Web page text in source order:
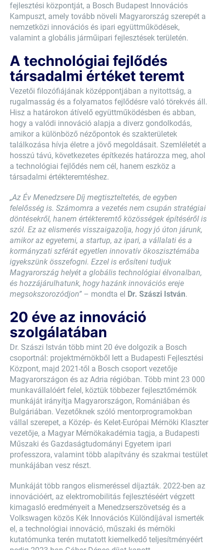
fejlesztési központját, a Bosch Budapest Innovációs
Kampuszt, amely tovább növeli Magyarország szerepét a
nemzetközi innovációs és ipari együttműködések,
valamint a globális járműipari fejlesztések területén.
A technológiai fejlődés
társadalmi értéket teremt
Vezetői filozófiájának középpontjában a nyitottság, a
rugalmasság és a folyamatos fejlődésre való törekvés áll.
Hisz a határokon átívelő együttműködésben és abban,
hogy a valódi innováció alapja a diverz gondolkodás,
amikor a különböző nézőpontok és szakterületek
találkozása hívja életre a jövő megoldásait. Szemléletét a
hosszú távú, következetes építkezés határozza meg, ahol
a technológiai fejlődés nem cél, hanem eszköz a
társadalmi értékteremtéshez.
„Az Év Menedzsere Díj megtiszteltetés, de egyben
felelősség is. Számomra a vezetés nem csupán stratégiai
döntésekről, hanem értékteremtő közösségek építéséről is
szól. Ez az elismerés visszaigazolja, hogy jó úton járunk,
amikor az egyetemi, a startup, az ipari, a vállalati és a
kormányzati szférát egyetlen innovatív ökoszisztémába
igyekszünk összefogni. Ezzel is erősíteni tudjuk
Magyarország helyét a globális technológiai élvonalban,
és hozzájárulhatunk, hogy hazánk innovációs ereje
megsokszorozódjon” – mondta el Dr. Szászi István.
20 éve az innováció
szolgálatában
Dr. Szászi István több mint 20 éve dolgozik a Bosch
csoportnál: projektmérnökből lett a Budapesti Fejlesztési
Központ, majd 2021-től a Bosch csoport vezetője
Magyarországon és az Adria régióban. Több mint 23 000
munkavállalóért felel, köztük többezer fejlesztőmérnök
munkáját irányítja Magyarországon, Romániában és
Bulgáriában. Vezetőknek szóló mentorprogramokban
vállal szerepet, a Közép- és Kelet-Európai Mérnöki Klaszter
vezetője, a Magyar Mérnökakadémia tagja, a Budapesti
Műszaki és Gazdaságtudományi Egyetem ipari
professzora, valamint több alapítvány és szakmai testület
munkájában vesz részt.
Munkáját több rangos elismeréssel díjazták. 2022-ben az
innovációért, az elektromobilitás fejlesztéséért végzett
kimagasló eredményeit a Menedzserszövetség és a
Volkswagen közös Kék Innovációs Különdíjával ismerték
el, a technológiai innováció, műszaki és mérnöki
kutatómunka terén mutatott kiemelkedő teljesítményéért